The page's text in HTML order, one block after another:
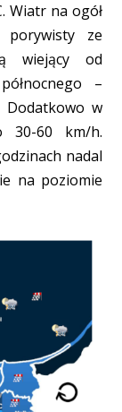
Wiatr na ogół
porywisty ze
wiejący od
–
Dodatkowo w
30-60 km/h.
nadal
na poziomie